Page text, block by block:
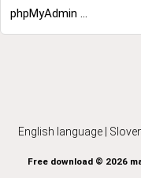
phpMyAdmin ...
English language
Free download © 2026